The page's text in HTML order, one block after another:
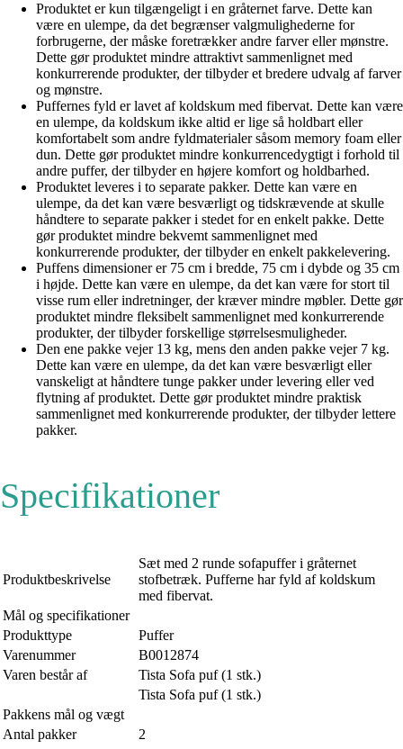
Produktet er kun tilgængeligt i en gråternet farve. Dette kan
være en ulempe, da det begrænser valgmulighederne for
forbrugerne, der måske foretrækker andre farver eller mønstre.
Dette gør produktet mindre attraktivt sammenlignet med
konkurrerende produkter, der tilbyder et bredere udvalg af farver
og mønstre.
Puffernes fyld er lavet af koldskum med fibervat. Dette kan være
en ulempe, da koldskum ikke altid er lige så holdbart eller
komfortabelt som andre fyldmaterialer såsom memory foam eller
dun. Dette gør produktet mindre konkurrencedygtigt i forhold til
andre puffer, der tilbyder en højere komfort og holdbarhed.
Produktet leveres i to separate pakker. Dette kan være en
ulempe, da det kan være besværligt og tidskrævende at skulle
håndtere to separate pakker i stedet for en enkelt pakke. Dette
gør produktet mindre bekvemt sammenlignet med
konkurrerende produkter, der tilbyder en enkelt pakkelevering.
Puffens dimensioner er 75 cm i bredde, 75 cm i dybde og 35 cm
i højde. Dette kan være en ulempe, da det kan være for stort til
visse rum eller indretninger, der kræver mindre møbler. Dette gør
produktet mindre fleksibelt sammenlignet med konkurrerende
produkter, der tilbyder forskellige størrelsesmuligheder.
Den ene pakke vejer 13 kg, mens den anden pakke vejer 7 kg.
Dette kan være en ulempe, da det kan være besværligt eller
vanskeligt at håndtere tunge pakker under levering eller ved
flytning af produktet. Dette gør produktet mindre praktisk
sammenlignet med konkurrerende produkter, der tilbyder lettere
pakker.
Specifikationer
Produktbeskrivelse
Sæt med 2 runde sofapuffer i gråternet
stofbetræk. Pufferne har fyld af koldskum
med fibervat.
Mål og specifikationer
Produkttype
Puffer
Varenummer
B0012874
Varen består af
Tista Sofa puf (1 stk.)
Tista Sofa puf (1 stk.)
Pakkens mål og vægt
Antal pakker
2